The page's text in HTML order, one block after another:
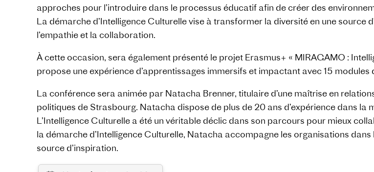
approches pour l’introduire dans le processus éducatif afin de créer des
La démarche d’Intelligence Culturelle vise à transformer la diversité en une source
l’empathie et la collaboration.
À cette occasion, sera également présenté le projet Erasmus+ « MIRAGAMO :
propose une expérience d’apprentissages immersifs et impactant avec 15
La conférence sera animée par Natacha Brenner, titulaire d’une maîtrise en
politiques de Strasbourg. Natacha dispose de plus de 20 ans d’expérience dans
L’Intelligence Culturelle a été un véritable déclic dans son parcours pour mieux
la démarche d’Intelligence Culturelle, Natacha accompagne les organisations
source d’inspiration.